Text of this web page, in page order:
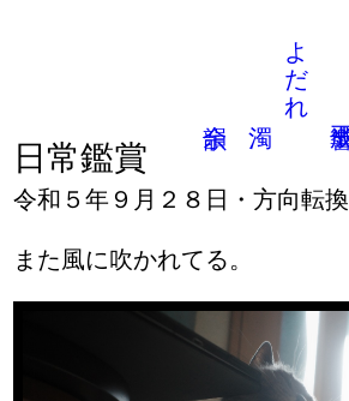
よだれ
日常鑑賞
令和５年９月２８日・方向転換
また風に吹かれてる。